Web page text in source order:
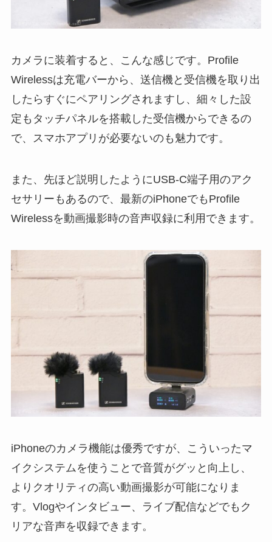
カメラに装着すると、こんな感じです。Profile
Wirelessは充電バーから、送信機と受信機を取り出
したらすぐにペアリングされますし、細々した設
定もタッチパネルを搭載した受信機からできるの
で、スマホアプリが必要ないのも魅力です。
また、先ほど説明したようにUSB-C端子用のアク
セサリーもあるので、最新のiPhoneでもProfile
Wirelessを動画撮影時の音声収録に利用できます。
iPhoneのカメラ機能は優秀ですが、こういったマ
イクシステムを使うことで音質がグッと向上し、
よりクオリティの高い動画撮影が可能になりま
す。Vlogやインタビュー、ライブ配信などでもク
リアな音声を収録できます。